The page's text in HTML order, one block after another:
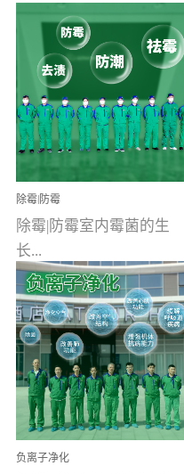
空气污染净化治理）工业
文明的进步，创造了多姿
多彩的家居产品和生活情
调，但也带来了以甲醛为
首的室内...
除霉|防霉
除霉|防霉室内霉菌的生
长...
受温度、湿度、基质养
分、通风四个条件影响，
温暖潮湿、营养物质多、
通风缓慢的空间最易滋生
大量霉菌的...
负离子净化